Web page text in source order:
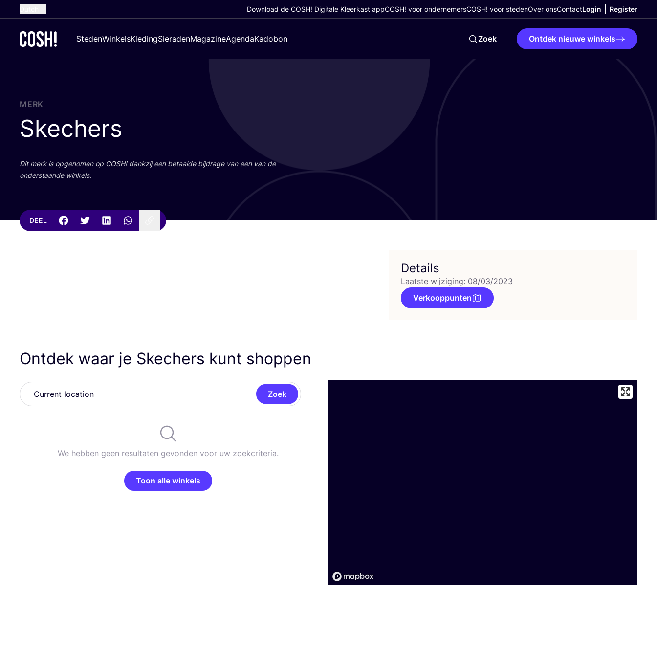
French
Croatian
Download de COSH! Digitale Kleerkast appCOSH! voor ondernemersCOSH! voor stedenOver onsContactLogin Register
StedenWinkelsKledingSieradenMagazineAgendaKadobon Zoek Ontdek nieuwe winkels
MERK
Skechers
Dit merk is opge­no­men op COSH! dank­zij een betaal­de bij­dra­ge van een van de
onder­staan­de winkels.
DEEL
Details
Laatste wijziging: 08/03/2023
Verkooppunten
Ontdek waar je Skechers kunt shoppen
Zoek
We hebben geen resultaten gevonden voor uw zoekcriteria.
Toon alle winkels